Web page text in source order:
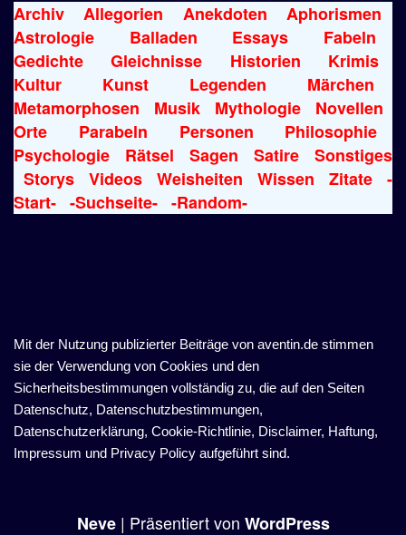
Archiv Allegorien Anekdoten
Aphorismen
Astrologie
Balladen Essays
Fabeln
Gedichte
Gleichnisse Historien
Krimis
Kultur
Kunst Legenden
Märchen
Metamorphosen
Musik Mythologie
Novellen
Orte
Parabeln Personen
Philosophie
Psychologie
Rätsel Sagen Satire
Sonstiges
Storys
Videos Weisheiten Wissen Zitate
-
Start- -Suchseite- -Random-
Mit der Nutzung publizierter Beiträge von aventin.de stimmen
sie der Verwendung von Cookies und den
Sicherheitsbestimmungen vollständig zu, die auf den Seiten
Datenschutz, Datenschutzbestimmungen,
Datenschutzerklärung, Cookie-Richtlinie, Disclaimer, Haftung,
Impressum und Privacy Policy aufgeführt sind.
Neve| Präsentiert von WordPress